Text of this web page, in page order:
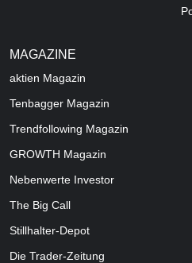
MAGAZINE
aktien Magazin
Tenbagger Magazin
Trendfollowing Magazin
GROWTH Magazin
Nebenwerte Investor
The Big Call
Stillhalter-Depot
Die Trader-Zeitung